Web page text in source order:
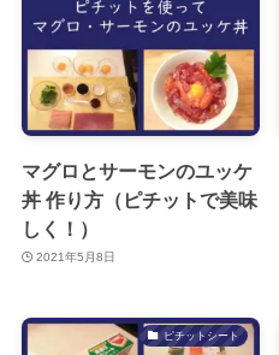
マグロとサーモンのユッケ
丼 作り方（ピチットで美味
しく！）
2021年5月8日
ピチットシート